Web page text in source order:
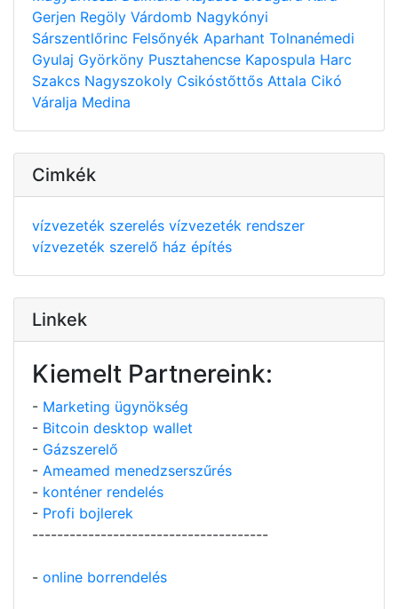
Gerjen Regöly Várdomb Nagykónyi
Sárszentlőrinc Felsőnyék Aparhant Tolnanémedi
Gyulaj Györköny Pusztahencse Kapospula Harc
Szakcs Nagyszokoly Csikóstőttős Attala Cikó
Váralja Medina
Cimkék
vízvezeték szerelés vízvezeték rendszer
vízvezeték szerelő ház építés
Linkek
Kiemelt Partnereink:
- Marketing ügynökség
- Bitcoin desktop wallet
- Gázszerelő
- Ameamed menedzserszűrés
- konténer rendelés
- Profi bojlerek
--------------------------------------
- online borrendelés